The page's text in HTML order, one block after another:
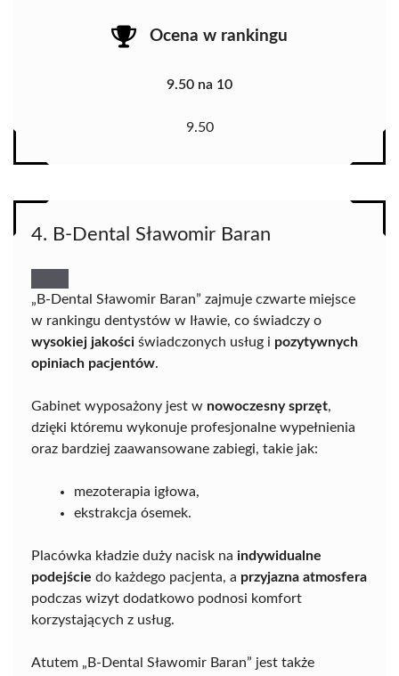
Ocena w rankingu
9.50 na 10
9.50
4. B-Dental Sławomir Baran
„B-Dental Sławomir Baran” zajmuje czwarte miejsce
w rankingu dentystów w Iławie, co świadczy o
wysokiej jakości świadczonych usług i pozytywnych
opiniach pacjentów.
Gabinet wyposażony jest w nowoczesny sprzęt,
dzięki któremu wykonuje profesjonalne wypełnienia
oraz bardziej zaawansowane zabiegi, takie jak:
mezoterapia igłowa,
ekstrakcja ósemek.
Placówka kładzie duży nacisk na indywidualne
podejście do każdego pacjenta, a przyjazna atmosfera
podczas wizyt dodatkowo podnosi komfort
korzystających z usług.
Atutem „B-Dental Sławomir Baran” jest także